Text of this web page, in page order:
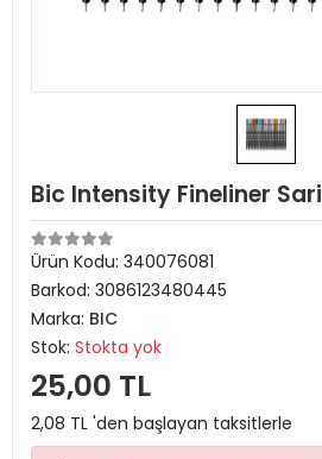
Bic Intensity Fineliner Sari
Ürün Kodu: 340076081
Barkod: 3086123480445
Marka: BIC
Stok: Stokta yok
25,00 TL
2,08 TL 'den başlayan taksitlerle